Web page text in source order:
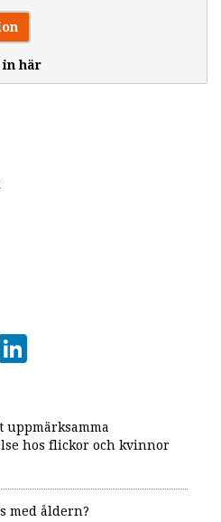
in här
uppmärksamma
hos flickor och kvinnor
med åldern?